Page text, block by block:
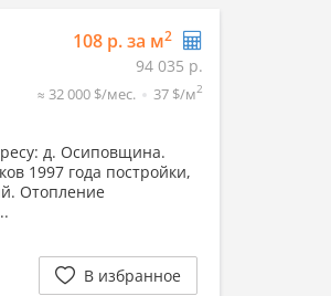
108 р. за м2
94 035 р.
≈ 32 000 $/мес. 37 $/м2
д. Осиповщина.
1997 года постройки,
Отопление
В избранное